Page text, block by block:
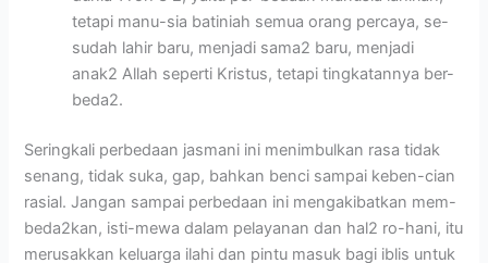
tetapi manu-sia batiniah semua orang percaya, se-
sudah lahir baru, menjadi sama2 baru, menjadi
anak2 Allah seperti Kristus, tetapi tingkatannya ber-
beda2.
Seringkali perbedaan jasmani ini menimbulkan rasa tidak
senang, tidak suka, gap, bahkan benci sampai keben-cian
rasial. Jangan sampai perbedaan ini mengakibatkan mem-
beda2kan, isti-mewa dalam pelayanan dan hal2 ro-hani, itu
merusakkan keluarga ilahi dan pintu masuk bagi iblis untuk